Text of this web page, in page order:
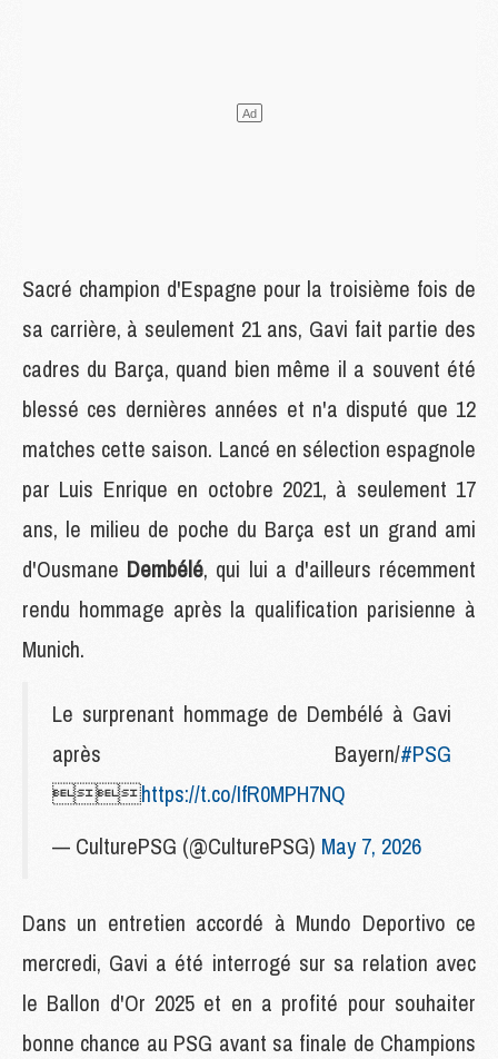
Sacré champion d'Espagne pour la troisième fois de
sa carrière, à seulement 21 ans, Gavi fait partie des
cadres du Barça, quand bien même il a souvent été
blessé ces dernières années et n'a disputé que 12
matches cette saison. Lancé en sélection espagnole
par Luis Enrique en octobre 2021, à seulement 17
ans, le milieu de poche du Barça est un grand ami
d'Ousmane Dembélé, qui lui a d'ailleurs récemment
rendu hommage après la qualification parisienne à
Munich.
Le surprenant hommage de Dembélé à Gavi
après Bayern/#PSG
https://t.co/IfR0MPH7NQ
— CulturePSG (@CulturePSG) May 7, 2026
Dans un entretien accordé à Mundo Deportivo ce
mercredi, Gavi a été interrogé sur sa relation avec
le Ballon d'Or 2025 et en a profité pour souhaiter
bonne chance au PSG avant sa finale de Champions